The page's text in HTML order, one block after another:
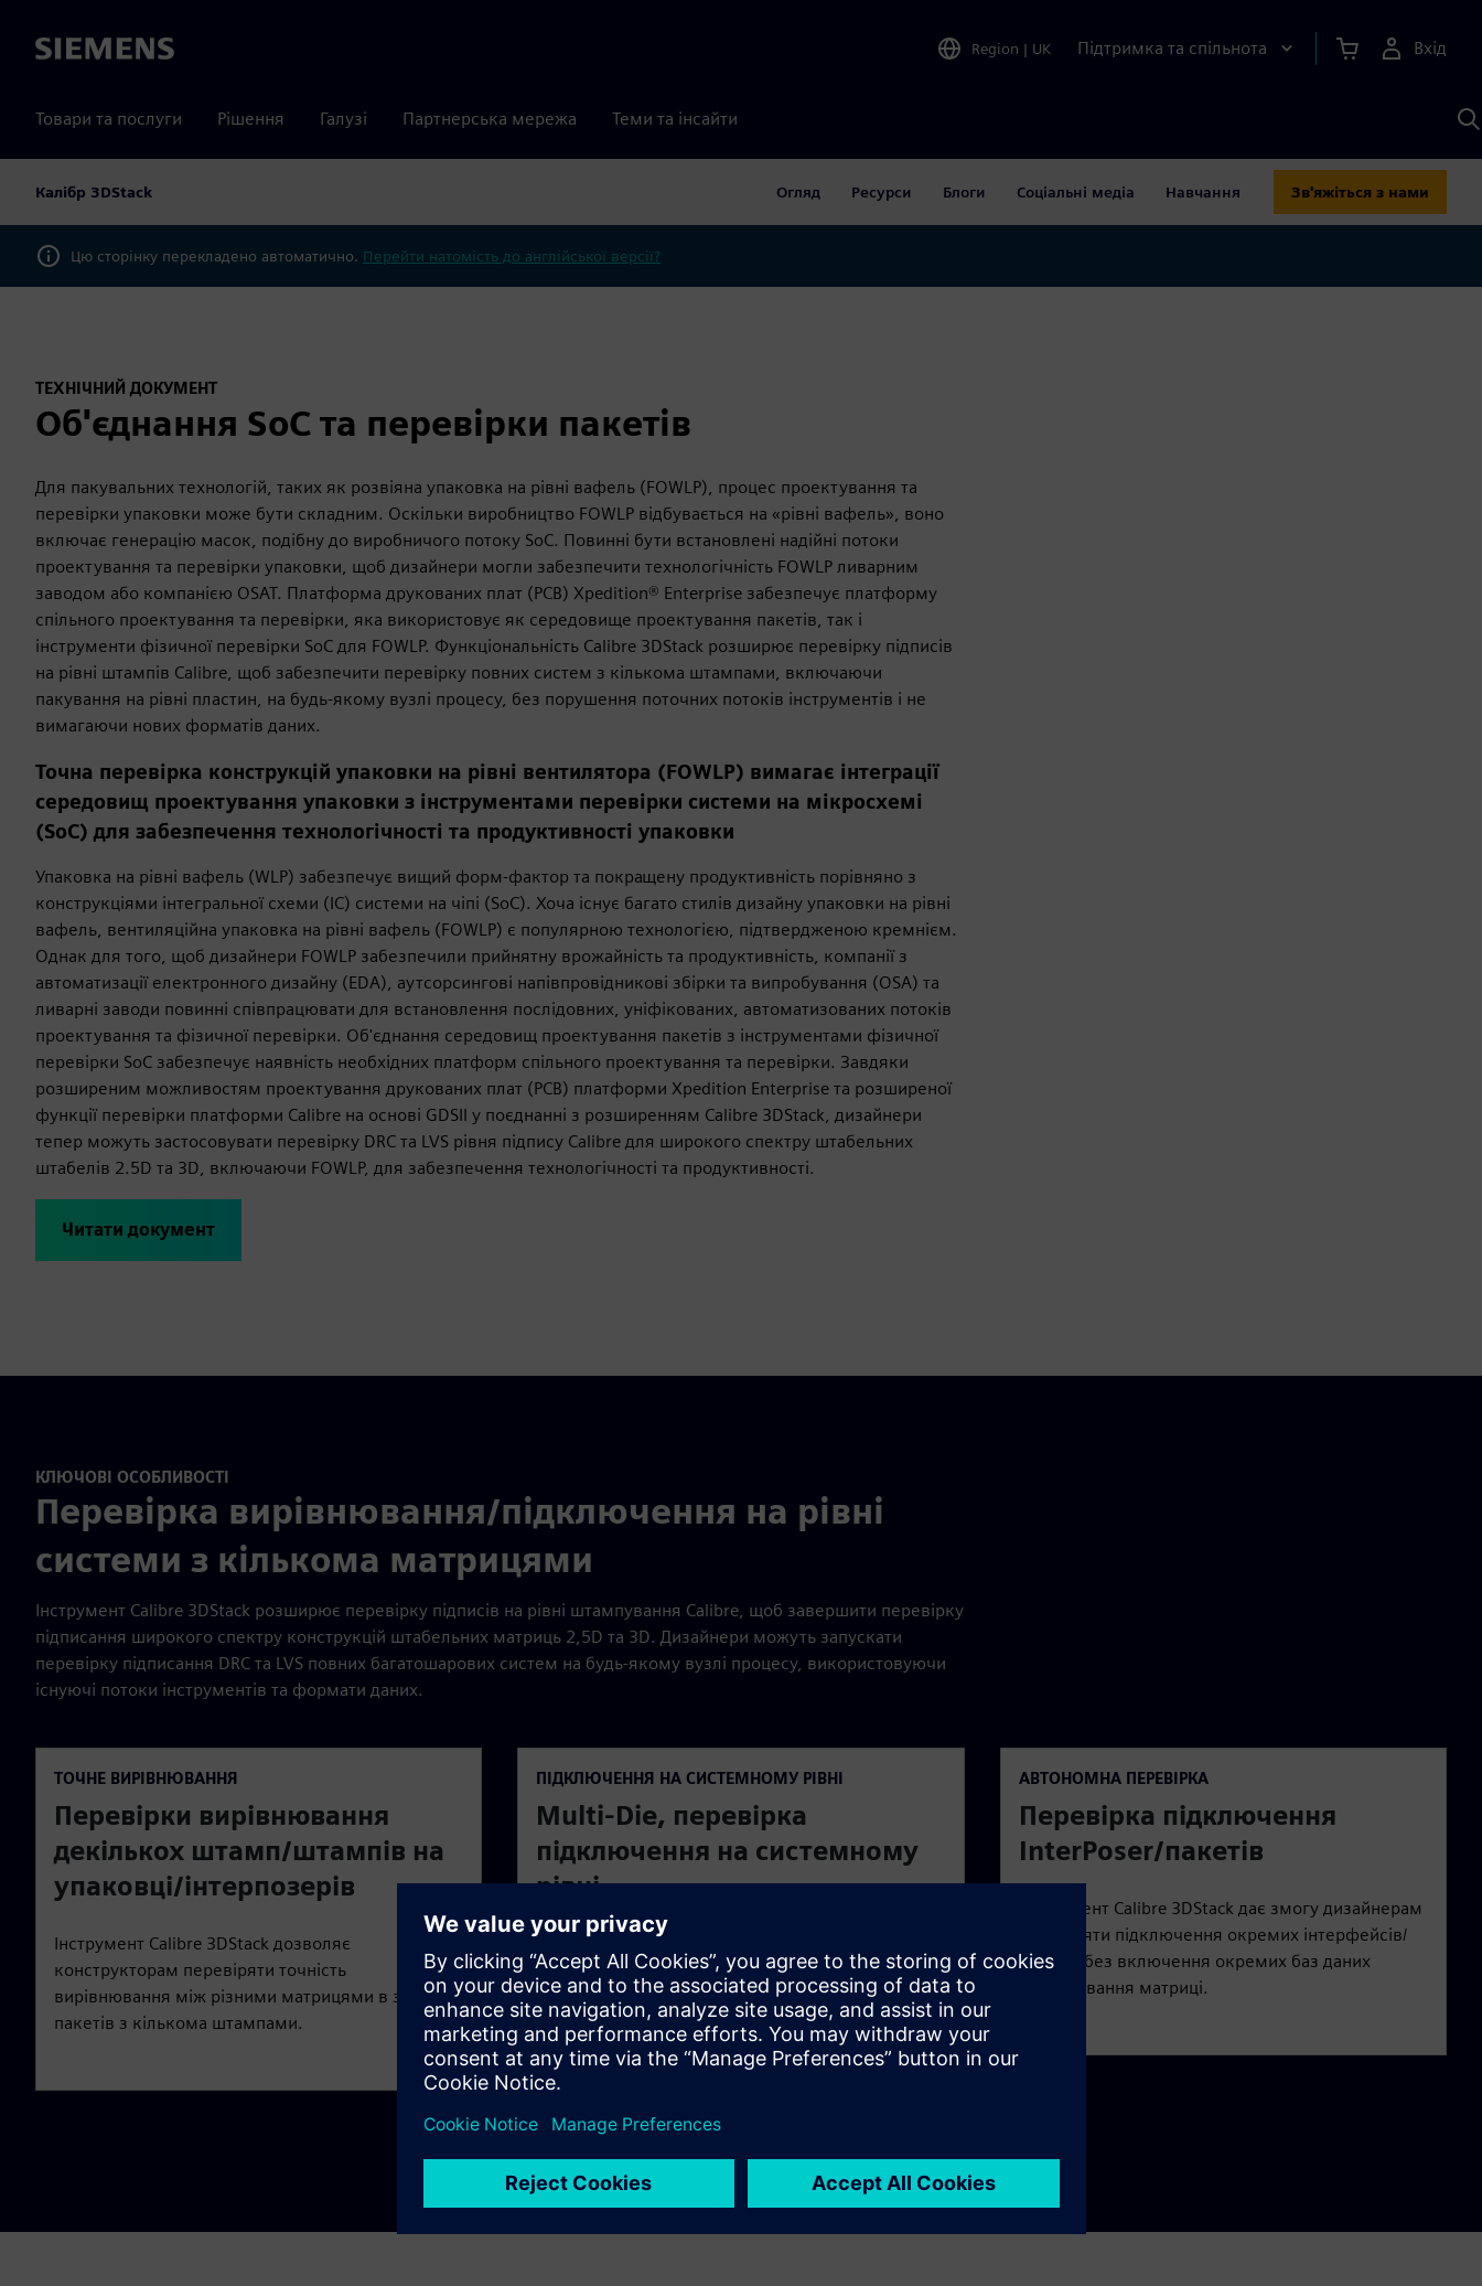
Siemens Region | UK Підтримка та спільнота Вхід
Товари та послуги Рішення Галузі Партнерська мережа Теми та інсайти
Калібр 3DStack Огляд Ресурси Блоги Соціальні медіа Навчання Зв'яжіться з нами
Цю сторінку перекладено автоматично. Перейти натомість до англійської версії?
ТЕХНІЧНИЙ ДОКУМЕНТ
Об'єднання SoC та перевірки пакетів
Для пакувальних технологій, таких як розвіяна упаковка на рівні вафель (FOWLP), процес проектування та
перевірки упаковки може бути складним. Оскільки виробництво FOWLP відбувається на «рівні вафель», воно
включає генерацію масок, подібну до виробничого потоку SoC. Повинні бути встановлені надійні потоки
проектування та перевірки упаковки, щоб дизайнери могли забезпечити технологічність FOWLP ливарним
заводом або компанією OSAT. Платформа друкованих плат (PCB) Xpedition® Enterprise забезпечує платформу
спільного проектування та перевірки, яка використовує як середовище проектування пакетів, так і
інструменти фізичної перевірки SoC для FOWLP. Функціональність Calibre 3DStack розширює перевірку підписів
на рівні штампів Calibre, щоб забезпечити перевірку повних систем з кількома штампами, включаючи
пакування на рівні пластин, на будь-якому вузлі процесу, без порушення поточних потоків інструментів і не
вимагаючи нових форматів даних.
Точна перевірка конструкцій упаковки на рівні вентилятора (FOWLP) вимагає інтеграції
середовищ проектування упаковки з інструментами перевірки системи на мікросхемі
(SoC) для забезпечення технологічності та продуктивності упаковки
Упаковка на рівні вафель (WLP) забезпечує вищий форм-фактор та покращену продуктивність порівняно з
конструкціями інтегральної схеми (IC) системи на чіпі (SoC). Хоча існує багато стилів дизайну упаковки на рівні
вафель, вентиляційна упаковка на рівні вафель (FOWLP) є популярною технологією, підтвердженою кремнієм.
Однак для того, щоб дизайнери FOWLP забезпечили прийнятну врожайність та продуктивність, компанії з
автоматизації електронного дизайну (EDA), аутсорсингові напівпровідникові збірки та випробування (OSA) та
ливарні заводи повинні співпрацювати для встановлення послідовних, уніфікованих, автоматизованих потоків
проектування та фізичної перевірки. Об'єднання середовищ проектування пакетів з інструментами фізичної
перевірки SoC забезпечує наявність необхідних платформ спільного проектування та перевірки. Завдяки
розширеним можливостям проектування друкованих плат (PCB) платформи Xpedition Enterprise та розширеної
функції перевірки платформи Calibre на основі GDSII у поєднанні з розширенням Calibre 3DStack, дизайнери
тепер можуть застосовувати перевірку DRC та LVS рівня підпису Calibre для широкого спектру штабельних
штабелів 2.5D та 3D, включаючи FOWLP, для забезпечення технологічності та продуктивності.
Читати документ
КЛЮЧОВІ ОСОБЛИВОСТІ
Перевірка вирівнювання/підключення на рівні
системи з кількома матрицями
Інструмент Calibre 3DStack розширює перевірку підписів на рівні штампування Calibre, щоб завершити перевірку
підписання широкого спектру конструкцій штабельних матриць 2,5D та 3D. Дизайнери можуть запускати
перевірку підписання DRC та LVS повних багатошарових систем на будь-якому вузлі процесу, використовуючи
існуючі потоки інструментів та формати даних.
ТОЧНЕ ВИРІВНЮВАННЯ
Перевірки вирівнювання
декількох штамп/штампів на
упаковці/інтерпозерів
Інструмент Calibre 3DStack дозволяє
конструкторам перевіряти точність
вирівнювання між різними матрицями в збірці
пакетів з кількома штампами.
ПІДКЛЮЧЕННЯ НА СИСТЕМНОМУ РІВНІ
Multi-Die, перевірка
підключення на системному
рівні
Інструмент Calibre 3DStack підтримує перевірку
підключення на системному рівні для збірки
багатошарових пакетів, що дозволяє
проектувальникам перевіряти, чи матриці,
інтерпозери та пакунки з'єднані належним
чином.
АВТОНОМНА ПЕРЕВІРКА
Перевірка підключення
InterPoser/пакетів
Інструмент Calibre 3DStack дає змогу дизайнерам
перевіряти підключення окремих інтерфейсів/
пакетів без включення окремих баз даних
проектування матриці.